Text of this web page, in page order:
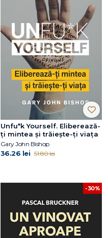
Unfu*k Yourself. Eliberează-
ți mintea și trăiește-ți viața
Gary John Bishop
36.26 lei 51.80 lei
-30%